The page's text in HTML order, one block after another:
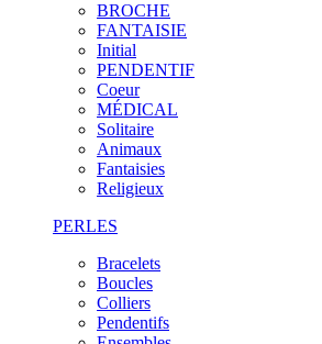
BROCHE
FANTAISIE
Initial
PENDENTIF
Coeur
MÉDICAL
Solitaire
Animaux
Fantaisies
Religieux
PERLES
Bracelets
Boucles
Colliers
Pendentifs